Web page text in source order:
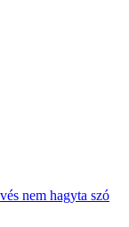
nem hagyta szó